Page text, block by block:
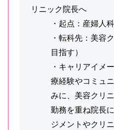
リニック院長へ
・起点：産婦人科
・転科先：美容
目指す）
・キャリアイメ
療経験やコミュ
みに、美容クリ
勤務を重ね院長
ジメントやクリ